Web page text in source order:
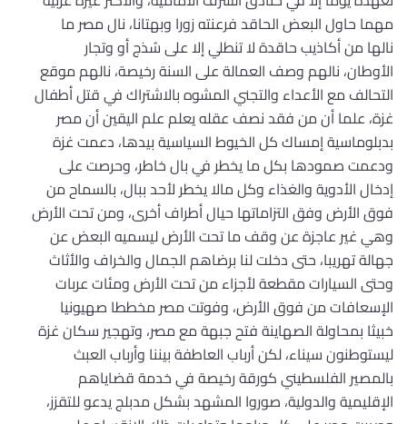
مهما حاول البعض الحاقد فرعنته زورا وبهتانا، نال مصر ما
نالها من أكاذيب حاقدة لا تنطلي إلا على سُذج أو وتجار
الأوطان، نالهم وصف العمالة على السنة رخيصة، نالهم موقع
التحالف مع الأعداء والتجني المشوه بالاشتراك في قتل أطفال
غزة، علما أن من فقد نصف عقله يعلم علم اليقين أن مصر
بدبلوماسية إمساك كل الخيوط السياسية بيدها، دعمت غزة
ودعمت صمودها بكل ما يخطر في بال خاطر، وحرصت على
إدخال الأدوية والغذاء وكل مالا يخطر لأحد ببال، بالسماح من
فوق الأرض وفق التزاماتها حيال أطراف أخرى، ومن تحت الأرض
وهي غير عاجزة عن وقف ما تحت الأرض ليسميه البعض عن
جهالة تهريبا، حتى دخلت لنا برضاهم الجمال والخراف والأثاث
وحتى السيارات مقطعة لأجزاء من تحت الأرض ومئات عربات
الإسعافات من فوق الأرض، وفوتت مصر مخططا صهيونيا
خبيثا بمحاولة الصهاينة فتح جبهة مع مصر، وتهجير سكان غزة
ليستوطنون سيناء، لكن أرباب العاطفة بيننا وأرباب العبث
بالمصير الفلسطيني كورقة رخيصة في خدمة قضاياهم
الإقليمية والدولية، صوروا المشهد بشكل مدبلج يدعو للتقزز،